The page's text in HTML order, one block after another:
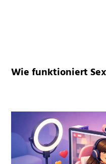
Wie funktioniert